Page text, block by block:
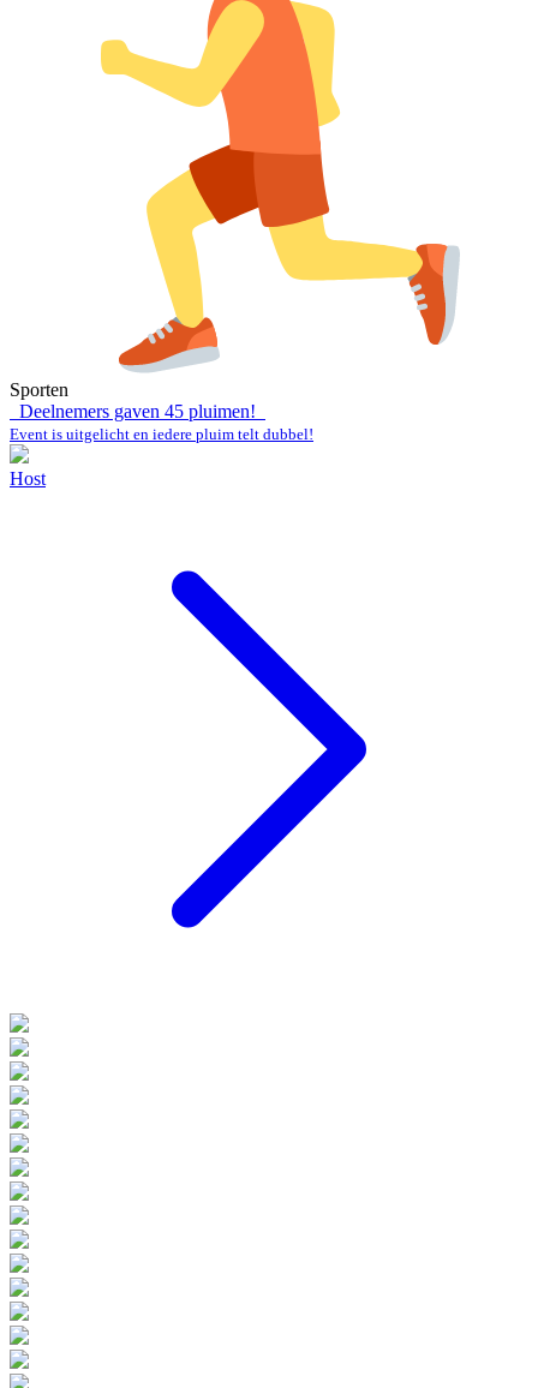
Sporten
Deelnemers gaven 45 pluimen!
Event is uitgelicht en iedere pluim telt dubbel!
Host